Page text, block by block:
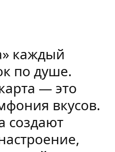
каждый
по душе.
— это
вкусов.
создают